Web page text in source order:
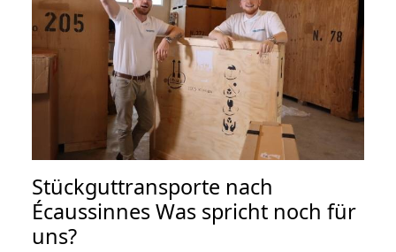
Stückguttransporte nach
Écaussinnes Was spricht noch für
uns?